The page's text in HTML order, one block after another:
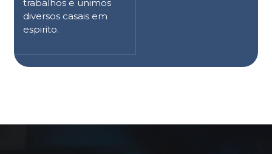
trabalhos e unimos
diversos casais em
espirito.